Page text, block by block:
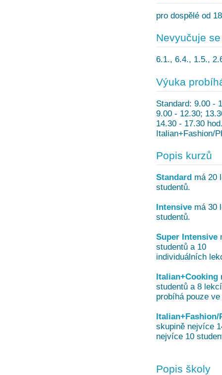
pro dospělé od
Nevyučuje se
6.1., 6.4., 1.5.,
Výuka
Standard: 9.00 -
9.00 - 12.30;
14.30 - 17.30
Italian+Fashion/
Popis kurzů
Standard má 20
studentů.
Intensivemá 30
studentů.
Super Intensive
studentů a 10
individuálních
Italian+Cooking
studentů a 8
probíhá pouze
skupině nejvíce
nejvíce 10
Popis školy